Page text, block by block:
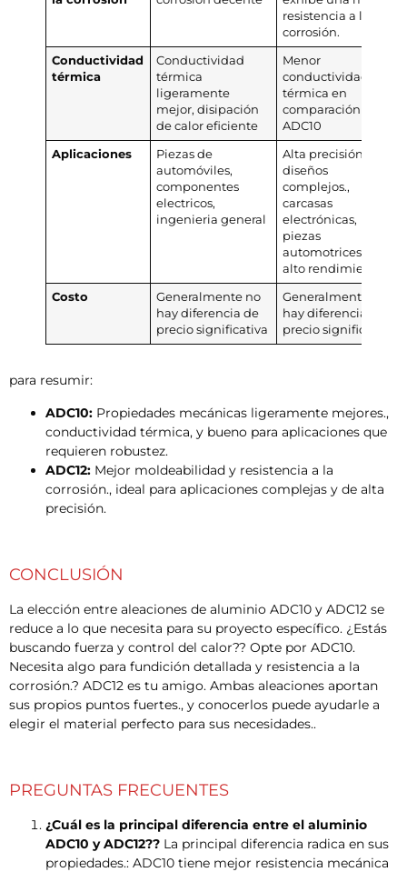
resistencia a la
corrosión.
Conductividad
térmica
Conductividad
térmica
ligeramente
mejor, disipación
de calor eficiente
Menor
conductividad
térmica en
comparación con
ADC10
Aplicaciones
Piezas de
automóviles,
componentes
electricos,
ingenieria general
Alta precisión y
diseños
complejos.,
carcasas
electrónicas,
piezas
automotrices de
alto rendimiento
Costo
Generalmente no
hay diferencia de
precio significativa
Generalmente no
hay diferencia de
precio significativa
para resumir:
ADC10: Propiedades mecánicas ligeramente mejores.,
conductividad térmica, y bueno para aplicaciones que
requieren robustez.
ADC12: Mejor moldeabilidad y resistencia a la
corrosión., ideal para aplicaciones complejas y de alta
precisión.
CONCLUSIÓN
La elección entre aleaciones de aluminio ADC10 y ADC12 se
reduce a lo que necesita para su proyecto específico. ¿Estás
buscando fuerza y ​​control del calor?? Opte por ADC10.
Necesita algo para fundición detallada y resistencia a la
corrosión.? ADC12 es tu amigo. Ambas aleaciones aportan
sus propios puntos fuertes., y conocerlos puede ayudarle a
elegir el material perfecto para sus necesidades..
PREGUNTAS FRECUENTES
¿Cuál es la principal diferencia entre el aluminio
ADC10 y ADC12?? La principal diferencia radica en sus
propiedades.: ADC10 tiene mejor resistencia mecánica